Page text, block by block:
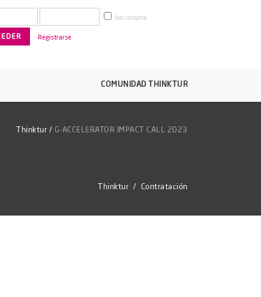
Recuérdame
Registrarse
COMUNIDAD THINKTUR
Thinktur / G-ACCELERATOR IMPACT CALL 2023
Thinktur / Contratación